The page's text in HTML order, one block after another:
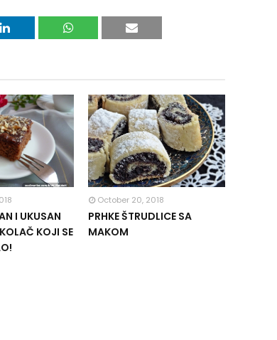
I UKUSAN
KOJI SE
October 20, 2018
PRHKE ŠTRUDLICE SA
MAKOM